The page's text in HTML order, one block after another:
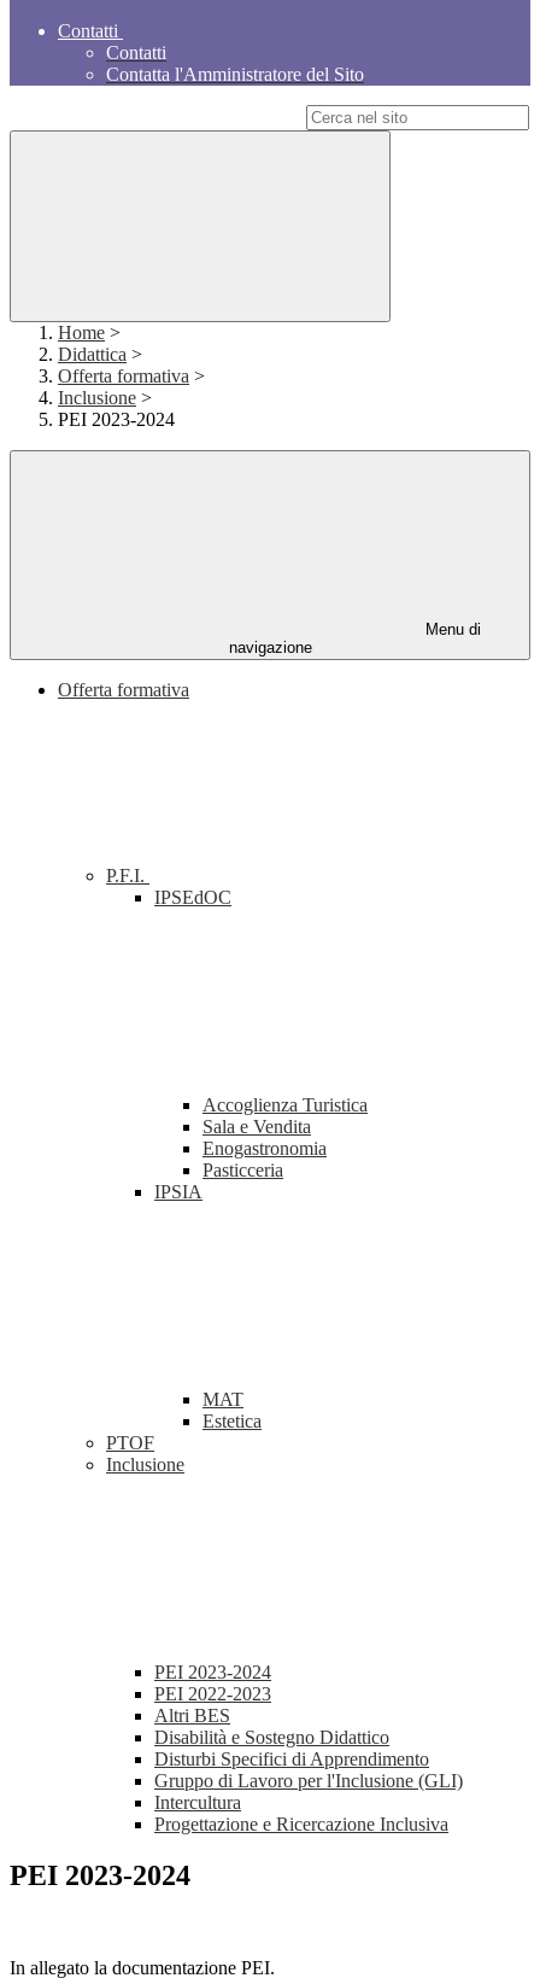
Contatti
Contatti
Contatta l'Amministratore del Sito
Home >
Didattica >
Offerta formativa >
Inclusione >
PEI 2023-2024
Menu di
navigazione
Offerta formativa
P.F.I.
IPSEdOC
Accoglienza Turistica
Sala e Vendita
Enogastronomia
Pasticceria
IPSIA
MAT
Estetica
PTOF
Inclusione
PEI 2023-2024
PEI 2022-2023
Altri BES
Disabilità e Sostegno Didattico
Disturbi Specifici di Apprendimento
Gruppo di Lavoro per l'Inclusione (GLI)
Intercultura
Progettazione e Ricercazione Inclusiva
PEI 2023-2024
In allegato la documentazione PEI.